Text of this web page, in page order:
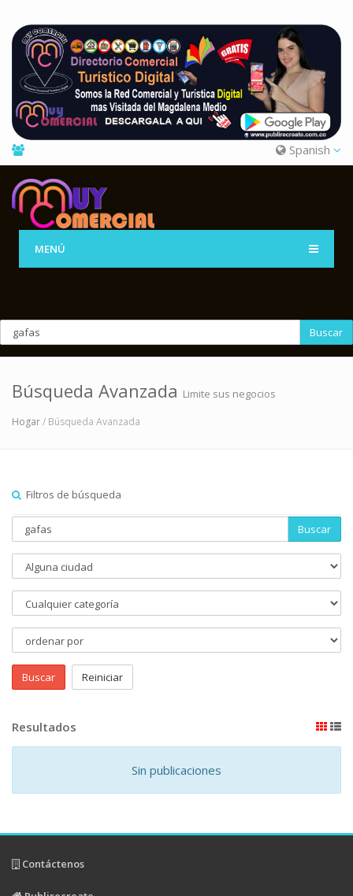
Spanish
MENÚ
Buscar
Búsqueda Avanzada Limite sus negocios
Hogar/ Búsqueda Avanzada
Filtros de búsqueda
Buscar
Buscar Reiniciar
Resultados
Sin publicaciones
Contáctenos